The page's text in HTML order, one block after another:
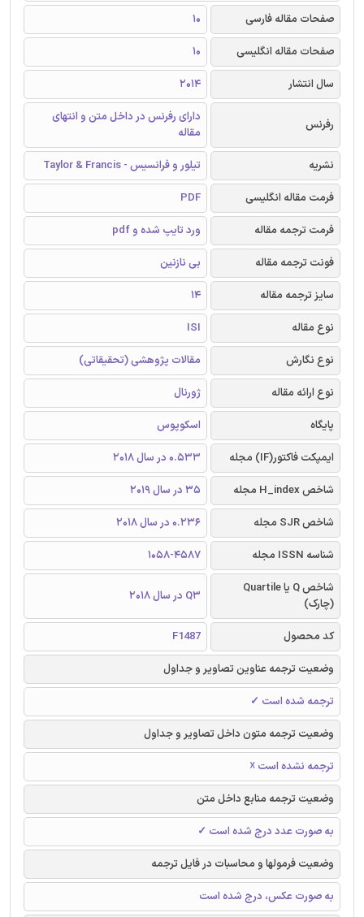
صفحات مقاله فارسی
10
صفحات مقاله انگلیسی
10
سال انتشار
2014
رفرنس
دارای رفرنس در داخل متن و انتهای
مقاله
نشریه
تیلور و فرانسیس - Taylor & Francis
فرمت مقاله انگلیسی
PDF
فرمت ترجمه مقاله
ورد تایپ شده و pdf
فونت ترجمه مقاله
بی نازنین
سایز ترجمه مقاله
14
نوع مقاله
ISI
نوع نگارش
مقالات پژوهشی (تحقیقاتی)
نوع ارائه مقاله
ژورنال
پایگاه
اسکوپوس
ایمپکت فاکتور(IF) مجله
0.533 در سال 2018
شاخص H_index مجله
35 در سال 2019
شاخص SJR مجله
0.236 در سال 2018
شناسه ISSN مجله
1058-4587
شاخص Q یا Quartile
(چارک)
Q3 در سال 2018
کد محصول
F1487
وضعیت ترجمه عناوین تصاویر و جداول
ترجمه شده است ✓
وضعیت ترجمه متون داخل تصاویر و جداول
ترجمه نشده است ☓
وضعیت ترجمه منابع داخل متن
به صورت عدد درج شده است ✓
وضعیت فرمولها و محاسبات در فایل ترجمه
به صورت عکس، درج شده است